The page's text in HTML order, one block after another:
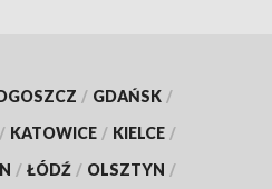
/ GDAŃSK /
/ KATOWICE / KIELCE /
/ ŁÓDŹ / OLSZTYN /